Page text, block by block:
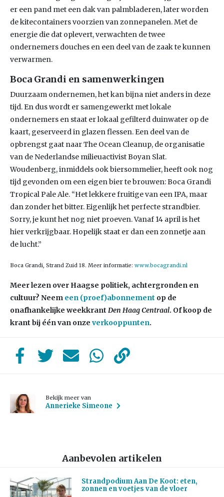
er een pand met een dak van palmbladeren, later worden
de kitecontainers voorzien van zonnepanelen. Met de
energie die dat oplevert, verwachten de twee
ondernemers douches en een deel van de zaak te kunnen
verwarmen.
Boca Grandi en samenwerkingen
Duurzaam ondernemen, het kan bijna niet anders in deze
tijd. En dus wordt er samengewerkt met lokale
ondernemers en staat er lokaal gefilterd duinwater op de
kaart, geserveerd in glazen flessen. Een deel van de
opbrengst gaat naar The Ocean Cleanup, de organisatie
van de Nederlandse milieuactivist Boyan Slat.
Woudenberg, inmiddels ook biersommelier, heeft ook nog
tijd gevonden om een eigen bier te brouwen: Boca Grandi
Tropical Pale Ale. “Het lekkere fruitige van een IPA, maar
dan zonder het bitter. Eigenlijk het perfecte strandbier.
Sorry, je kunt het nog niet proeven. Vanaf 14 april is het
hier verkrijgbaar. Hopelijk staat er dan een zonnetje aan
de lucht.”
Boca Grandi, Strand Zuid 18. Meer informatie: www.bocagrandi.nl
Meer lezen over Haagse politiek, achtergronden en
cultuur? Neem een (proef)abonnement op de
onafhankelijke weekkrant Den Haag Centraal. Of koop de
krant bij één van onze verkooppunten.
Bekijk meer van
Annerieke Simeone
Aanbevolen artikelen
Strandpodium Aan De Koot: eten,
zonnen en voetjes van de vloer